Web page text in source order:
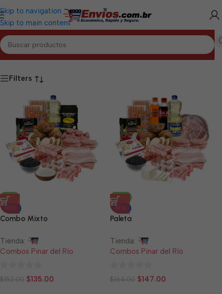
Skip to navigation
Skip to main content
PINAR DEL RÍO/Combos de Alimentos y Mixtos Pinar del Río
Filters
-11%
NEW
Combo Mixto
Tienda:
Combos Pinar del Río
0
$152.00 $135.00
-10%
NEW
Paleta
Tienda:
Combos Pinar del Río
0
$164.00 $147.00